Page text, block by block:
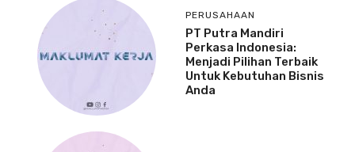
PERUSAHAAN
PT Putra Mandiri
Perkasa Indonesia:
Menjadi Pilihan Terbaik
Untuk Kebutuhan Bisnis
Anda